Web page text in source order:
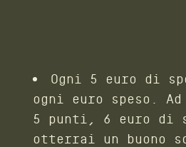
Ogni 5 euro di
ogni euro speso.
5 punti, 6 euro di
otterrai un buono